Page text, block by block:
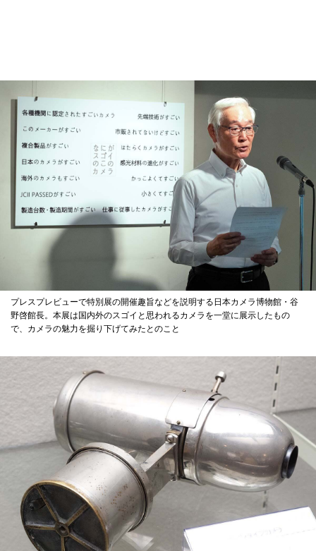
プレスプレビューで特別展の開催趣旨などを説明する日本カメラ博物館・谷
野啓館長。本展は国内外のスゴイと思われるカメラを一堂に展示したもの
で、カメラの魅力を掘り下げてみたとのこと